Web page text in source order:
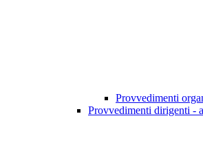
Provvedimenti
Provvedimenti dirigenti -